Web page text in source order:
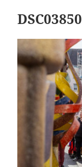
DSC03850